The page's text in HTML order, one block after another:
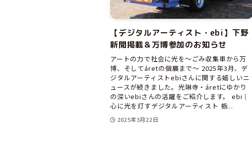
【デジタルアーティスト・ebi】下野
新聞掲載＆万博参加のお知らせ
アートの力で社会に光を〜ごみ収集車から万
博、そしてáretの個展まで〜 2025年3月、デ
ジタルアーティストebiさんに関する嬉しいニ
ュースが続きました。光琳寺・áretにゆかり
の深いebiさんの活躍をご紹介します。 ebi｜
心に光を灯すデジタルアーティスト 栃...
2025年3月22日